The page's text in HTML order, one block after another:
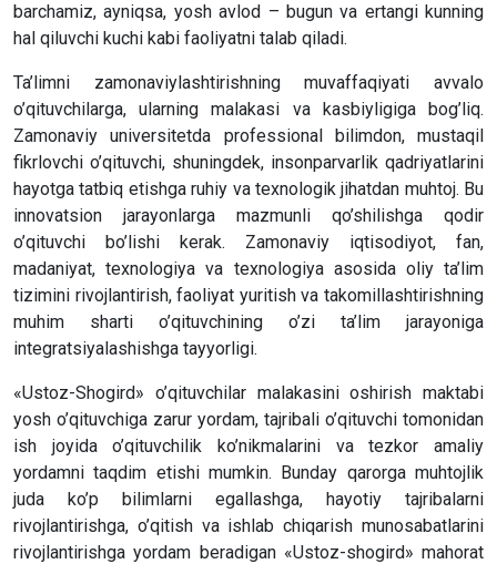
barchamiz, ayniqsa, yosh avlod – bugun va ertangi kunning
hal qiluvchi kuchi kabi faoliyatni talab qiladi.
Ta’limni zamonaviylashtirishning muvaffaqiyati avvalo
o’qituvchilarga, ularning malakasi va kasbiyligiga bog’liq.
Zamonaviy universitetda professional bilimdon, mustaqil
fikrlovchi o’qituvchi, shuningdek, insonparvarlik qadriyatlarini
hayotga tatbiq etishga ruhiy va texnologik jihatdan muhtoj. Bu
innovatsion jarayonlarga mazmunli qo’shilishga qodir
o’qituvchi bo’lishi kerak. Zamonaviy iqtisodiyot, fan,
madaniyat, texnologiya va texnologiya asosida oliy ta’lim
tizimini rivojlantirish, faoliyat yuritish va takomillashtirishning
muhim sharti o’qituvchining o’zi ta’lim jarayoniga
integratsiyalashishga tayyorligi.
«Ustoz-Shogird» o’qituvchilar malakasini oshirish maktabi
yosh o’qituvchiga zarur yordam, tajribali o’qituvchi tomonidan
ish joyida o’qituvchilik ko’nikmalarini va tezkor amaliy
yordamni taqdim etishi mumkin. Bunday qarorga muhtojlik
juda ko’p bilimlarni egallashga, hayotiy tajribalarni
rivojlantirishga, o’qitish va ishlab chiqarish munosabatlarini
rivojlantirishga yordam beradigan «Ustoz-shogird» mahorat